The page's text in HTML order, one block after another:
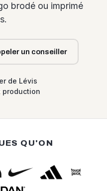
brodé ou imprimé
un conseiller
de Lévis
production
QU'ON